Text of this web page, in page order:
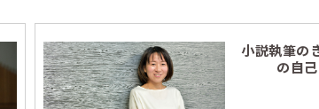
小説執筆の
の自